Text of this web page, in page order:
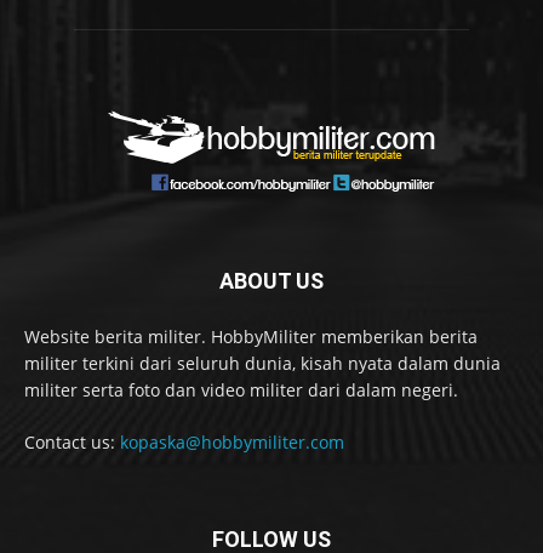
ABOUT US
Website berita militer. HobbyMiliter memberikan berita
militer terkini dari seluruh dunia, kisah nyata dalam dunia
militer serta foto dan video militer dari dalam negeri.
Contact us: kopaska@hobbymiliter.com
FOLLOW US